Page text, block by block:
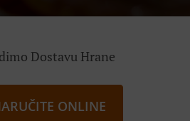
Dostavu Hrane
ONLINE